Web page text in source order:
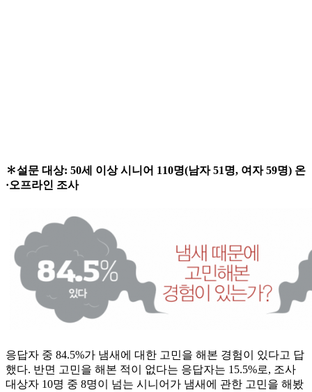
✽설문 대상: 50세 이상 시니어 110명(남자 51명, 여자 59명) 온
·오프라인 조사
응답자 중 84.5%가 냄새에 대한 고민을 해본 경험이 있다고 답
했다. 반면 고민을 해본 적이 없다는 응답자는 15.5%로, 조사
대상자 10명 중 8명이 넘는 시니어가 냄새에 관한 고민을 해봤